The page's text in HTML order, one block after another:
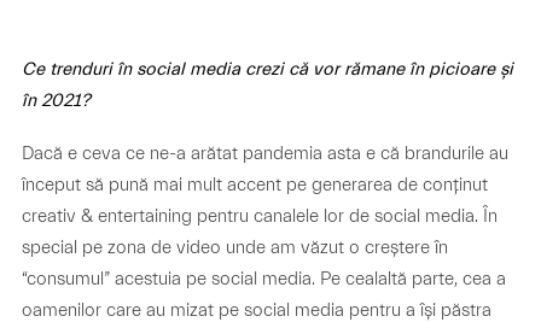
Ce trenduri în social media crezi că vor rămane în picioare și
în 2021?
Dacă e ceva ce ne-a arătat pandemia asta e că brandurile au
început să pună mai mult accent pe generarea de conținut
creativ & entertaining pentru canalele lor de social media. În
special pe zona de video unde am văzut o creștere în
“consumul” acestuia pe social media. Pe cealaltă parte, cea a
oamenilor care au mizat pe social media pentru a își păstra